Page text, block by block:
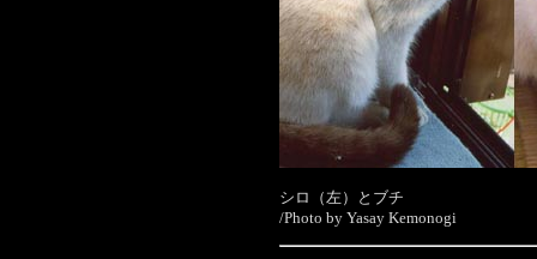
シロ（左）とブチ
/Photo by Yasay Kemonogi